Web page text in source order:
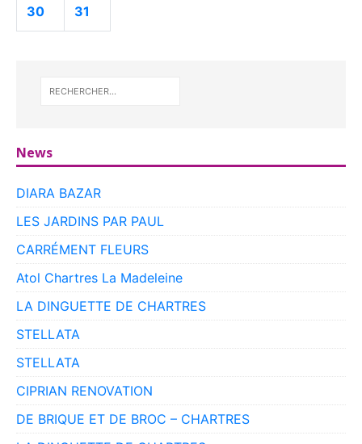
30 31
News
DIARA BAZAR
LES JARDINS PAR PAUL
CARRÉMENT FLEURS
Atol Chartres La Madeleine
LA DINGUETTE DE CHARTRES
STELLATA
STELLATA
CIPRIAN RENOVATION
DE BRIQUE ET DE BROC – CHARTRES